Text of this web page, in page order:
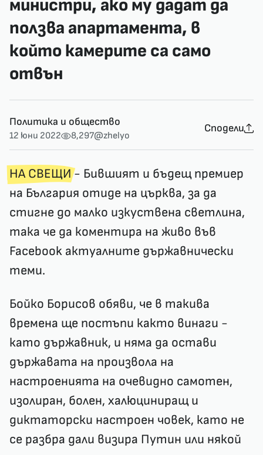
министри, ако му дадат да
ползва апартамента, в
който камерите са само
отвън
Политика и общество
12 юни 2022 8,297@zhelyo
Сподели
НА СВЕЩИ- Бившият и бъдещ премиер
на България отиде на църква, за да
стигне до малко изкуствена светлина,
така че да коментира на живо във
Facebook актуалните държавнически
теми.
Бойко Борисов обяви, че в такива
времена ще постъпи както винаги -
като държавник, и няма да остави
държавата на произвола на
настроенията на очевидно самотен,
изолиран, болен, халюциниращ и
диктаторски настроен човек, като не
се разбра дали визира Путин или някой